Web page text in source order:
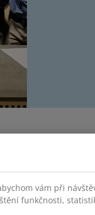
vám při
funkčnosti,